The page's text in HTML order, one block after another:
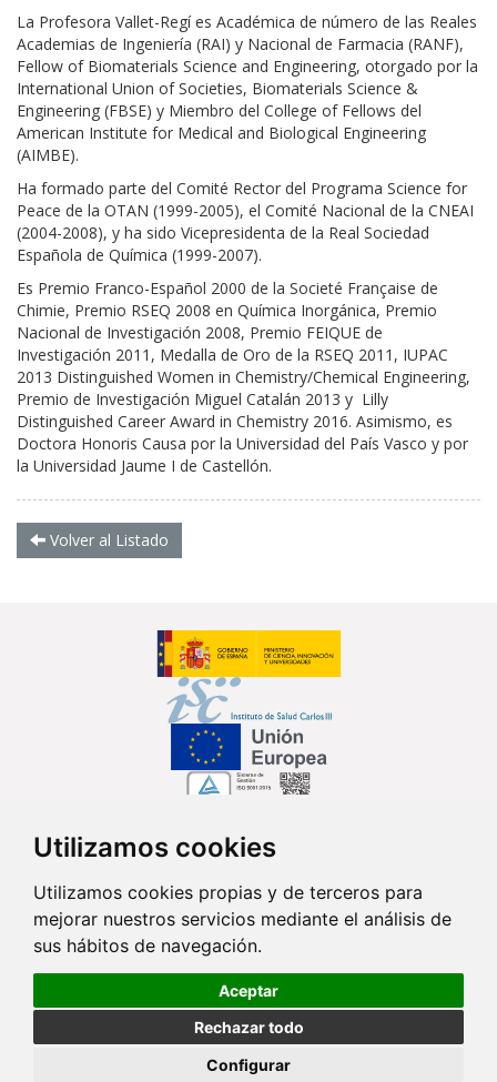
Utilizamos cookies
Utilizamos cookies propias y de terceros para
mejorar nuestros servicios mediante el análisis de
sus hábitos de navegación.
Aceptar
Rechazar todo
Configurar
La Profesora Vallet-Regí es Académica de número de las Reales
Academias de Ingeniería (RAI) y Nacional de Farmacia (RANF),
Fellow of Biomaterials Science and Engineering, otorgado por la
International Union of Societies, Biomaterials Science &
Engineering (FBSE) y Miembro del College of Fellows del
American Institute for Medical and Biological Engineering
(AIMBE).
Ha formado parte del Comité Rector del Programa Science for
Peace de la OTAN (1999-2005), el Comité Nacional de la CNEAI
(2004-2008), y ha sido Vicepresidenta de la Real Sociedad
Española de Química (1999-2007).
Es Premio Franco-Español 2000 de la Societé Française de
Chimie, Premio RSEQ 2008 en Química Inorgánica, Premio
Nacional de Investigación 2008, Premio FEIQUE de
Investigación 2011, Medalla de Oro de la RSEQ 2011, IUPAC
2013 Distinguished Women in Chemistry/Chemical Engineering,
Premio de Investigación Miguel Catalán 2013 y Lilly
Distinguished Career Award in Chemistry 2016. Asimismo, es
Doctora Honoris Causa por la Universidad del País Vasco y por
la Universidad Jaume I de Castellón.
Volver al Listado
Síguenos en...
Contacto
Av. Monforte de Lemos, 3-5. Pabellón 11. Planta 0 28029 Madrid
info@ciberisciii.es
Política de Privacidad
Portal de Transparencia